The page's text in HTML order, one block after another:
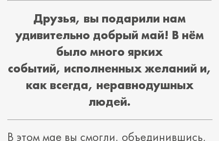
Друзья, вы подарили нам
удивительно добрый май! В нём
было много ярких
событий, исполненных желаний и,
как всегда, неравнодушных
людей.
В этом мае вы смогли, объединившись,